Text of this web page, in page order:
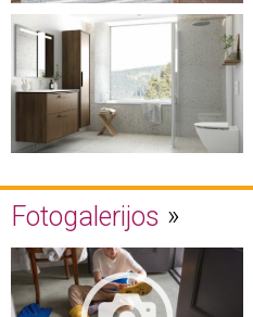
Fotogalerijos